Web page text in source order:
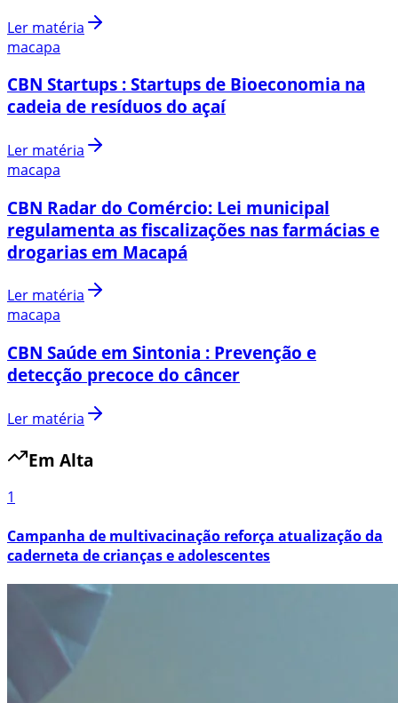
Ler matéria
macapa
CBN Startups : Startups de Bioeconomia na
cadeia de resíduos do açaí
Ler matéria
macapa
CBN Radar do Comércio: Lei municipal
regulamenta as fiscalizações nas farmácias e
drogarias em Macapá
Ler matéria
macapa
CBN Saúde em Sintonia : Prevenção e
detecção precoce do câncer
Ler matéria
Em Alta
1
Campanha de multivacinação reforça atualização da
caderneta de crianças e adolescentes